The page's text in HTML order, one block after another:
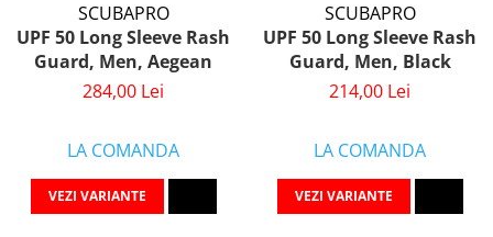
SCUBAPRO
UPF 50 Long Sleeve Rash
Guard, Men, Aegean
284,00 Lei
LA COMANDA
VEZI VARIANTE
SCUBAPRO
UPF 50 Long Sleeve Rash
Guard, Men, Black
214,00 Lei
LA COMANDA
VEZI VARIANTE